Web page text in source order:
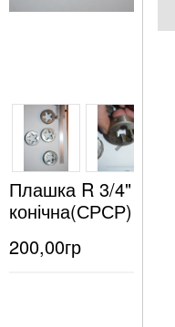
Плашка R 3/4"
конічна(СРСР)
200,00гр